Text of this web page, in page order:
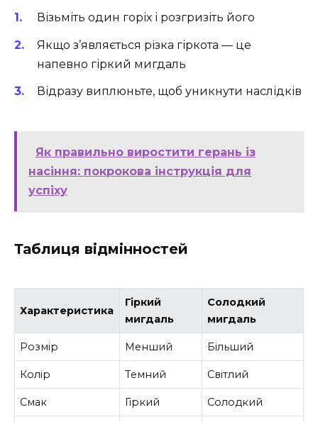
Візьміть один горіх і розгризіть його
Якщо з’являється різка гіркота — це
напевно гіркий мигдаль
Відразу виплюньте, щоб уникнути наслідків
Як правильно виростити герань із
насіння: покрокова інструкція для
успіху
Таблиця відмінностей
Характеристика
Гіркий
мигдаль
Солодкий
мигдаль
Розмір Менший Більший
Колір Темний Світлий
Смак Гіркий Солодкий